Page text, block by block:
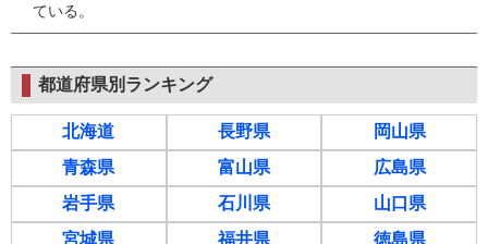
ている。
都道府県別ランキング
北海道
青森県
岩手県
宮城県
長野県
富山県
石川県
福井県
岡山県
広島県
山口県
徳島県